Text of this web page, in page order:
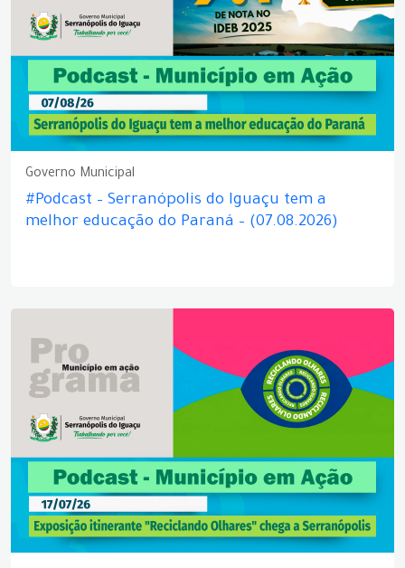
Governo Municipal
#Podcast – Serranópolis do Iguaçu tem a
melhor educação do Paraná – (07.08.2026)